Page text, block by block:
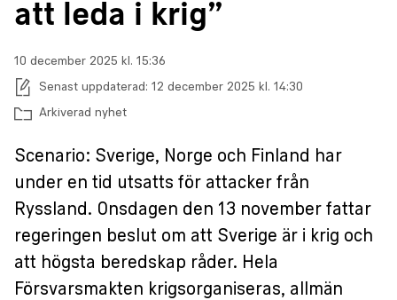
att leda i krig”
Publiceringsdatum:
10 december 2025 kl. 15:36
Senast uppdaterad: 12 december 2025 kl. 14:30
Arkiverad nyhet
Scenario: Sverige, Norge och Finland har
under en tid utsatts för attacker från
Ryssland. Onsdagen den 13 november fattar
regeringen beslut om att Sverige är i krig och
att högsta beredskap råder. Hela
Försvarsmakten krigsorganiseras, allmän